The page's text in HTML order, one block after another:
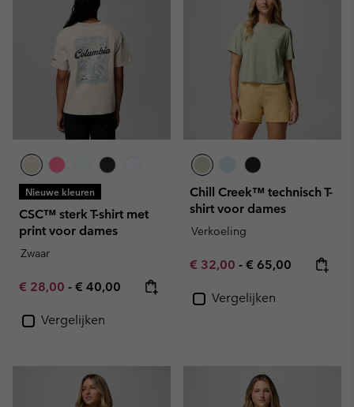
Nieuwe kleuren
CSC™ sterk T-shirt met
print voor dames
Zwaar
Minimum sale price:
€ 28,00 - Maximum price:
€ 40,00
Vergelijken
Chill Creek™ technisch T-
shirt voor dames
Verkoeling
Minimum sale price:
€ 32,00 - Maximum price:
€ 65,00
Vergelijken